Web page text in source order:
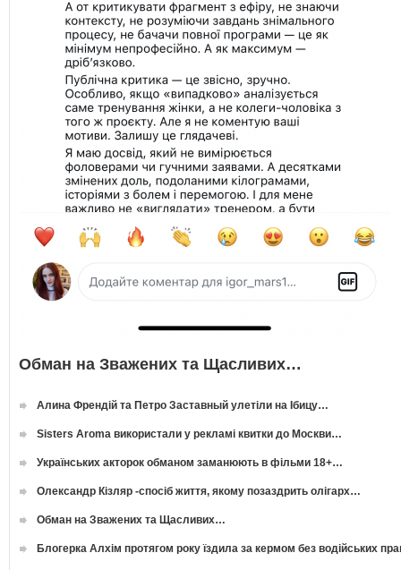
Обман на Зважених та Щасливих…
Алина Френдій та Петро Заставный улетіли на Ібицу…
Sisters Aroma використали у рекламі квитки до Москви…
Українських акторок обманом заманюють в фільми 18+…
Олександр Кізляр -спосіб життя, якому позаздрить олігарх…
Обман на Зважених та Щасливих…
Блогерка Алхім протягом року їздила за кермом без водійських